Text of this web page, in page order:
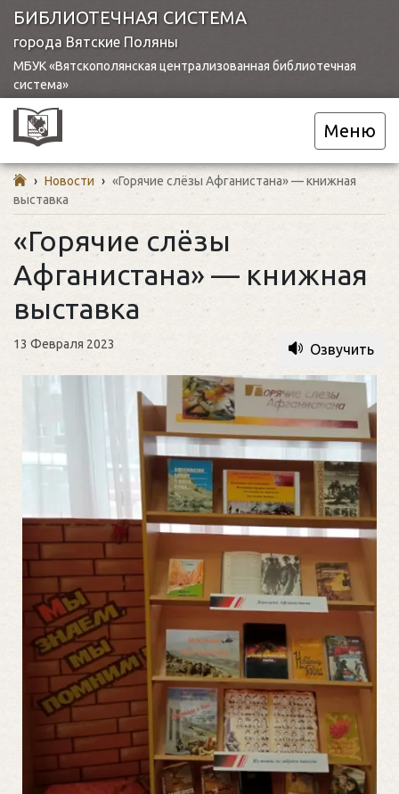
БИБЛИОТЕЧНАЯ СИСТЕМА
города Вятские Поляны
МБУК «Вятскополянская централизованная библиотечная
система»
Меню
› Новости › «Горячие слёзы Афганистана» — книжная
выставка
«Горячие слёзы
Афганистана» — книжная
выставка
13 Февраля 2023 Озвучить